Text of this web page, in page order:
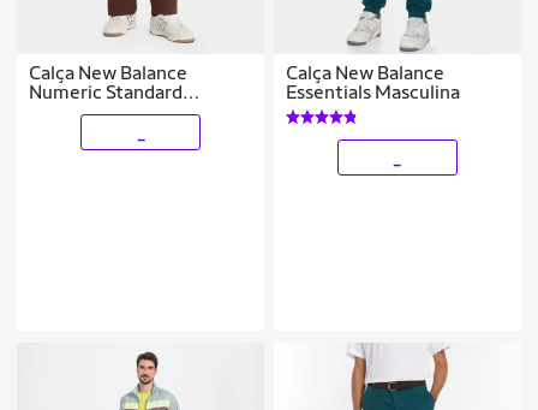
Calça New Balance
Numeric Standard
Masculina
Calça New Balance
Essentials Masculina